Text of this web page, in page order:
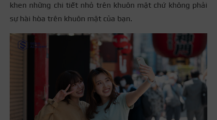
khen những chi tiết nhỏ trên khuôn mặt chứ không phải
sự hài hòa trên khuôn mặt của bạn.